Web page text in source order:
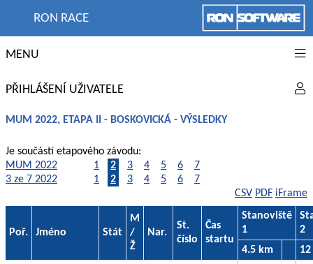
RON RACE
MENU
PŘIHLÁŠENÍ UŽIVATELE
MUM 2022, ETAPA II - BOSKOVICKÁ - VÝSLEDKY
Je součástí etapového závodu:
MUM 2022
1 2 3 4 5 6
7
3 ze 7 2022
1 2 3 4 5 6
7
CSV PDF iFrame
Poř. Jméno Stát
M
/
Ž
Nar.
St.
číslo
Čas
startu
Stanoviště
1
2
4.5 km